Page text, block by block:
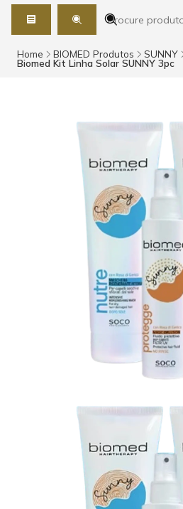
Home BIOMED Produtos SUNNY
Biomed Kit Linha Solar SUNNY 3pc